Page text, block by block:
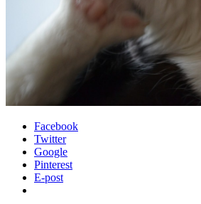
Facebook
Twitter
Google
Pinterest
E-post